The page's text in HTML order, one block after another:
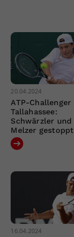
20.04.2024
ATP-Challenger
Tallahassee:
Schwärzler und
Melzer gestoppt
16.04.2024